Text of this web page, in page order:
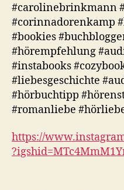
#carolinebrinkmann
#corinnadorenkamp
#bookies
#hörempfehlung
#instabooks
#liebesgeschichte
#hörbuchtipp
#romanliebe
https://